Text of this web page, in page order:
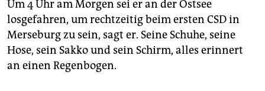
Um 4 Uhr am Morgen sei er an der Ostsee
losgefahren, um rechtzeitig beim ersten CSD in
Merseburg zu sein, sagt er. Seine Schuhe, seine
Hose, sein Sakko und sein Schirm, alles erinnert
an einen Regenbogen.